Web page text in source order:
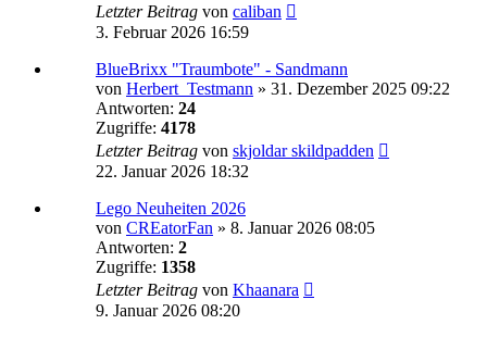
Letzter Beitrag von caliban
3. Februar 2026 16:59
BlueBrixx "Traumbote" - Sandmann
von Herbert_Testmann » 31. Dezember 2025 09:22
Antworten: 24
Zugriffe: 4178
Letzter Beitrag von skjoldar skildpadden
22. Januar 2026 18:32
Lego Neuheiten 2026
von CREatorFan » 8. Januar 2026 08:05
Antworten: 2
Zugriffe: 1358
Letzter Beitrag von Khaanara
9. Januar 2026 08:20